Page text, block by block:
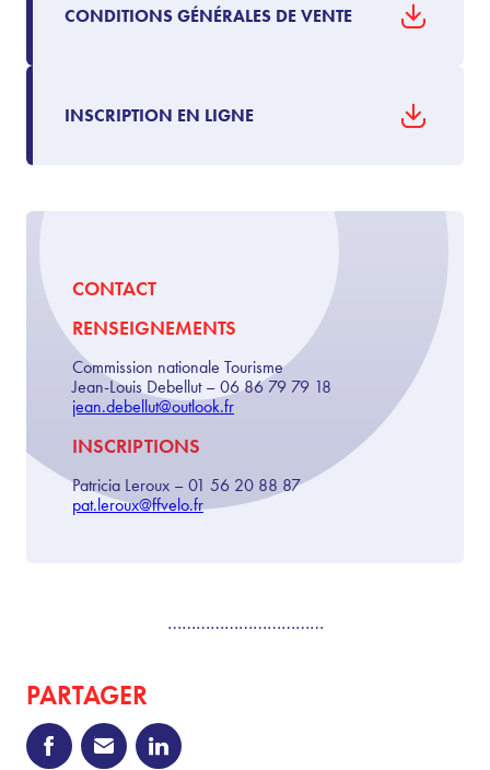
CONDITIONS GÉNÉRALES DE VENTE
INSCRIPTION EN LIGNE
CONTACT
RENSEIGNEMENTS
Commission nationale Tourisme
Jean-Louis Debellut – 06 86 79 79 18
jean.debellut@outlook.fr
INSCRIPTIONS
Patricia Leroux – 01 56 20 88 87
pat.leroux@ffvelo.fr
……………………………
PARTAGER